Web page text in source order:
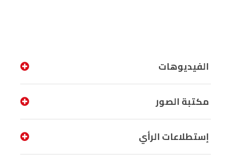
الفيديوهات
مكتبة الصور
إستطلاعات الرأي